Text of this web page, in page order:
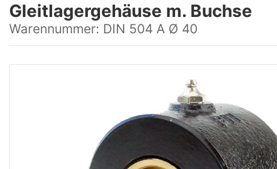
Gleitlagergehäuse m. Buchse
Warennummer: DIN 504 A Ø 40